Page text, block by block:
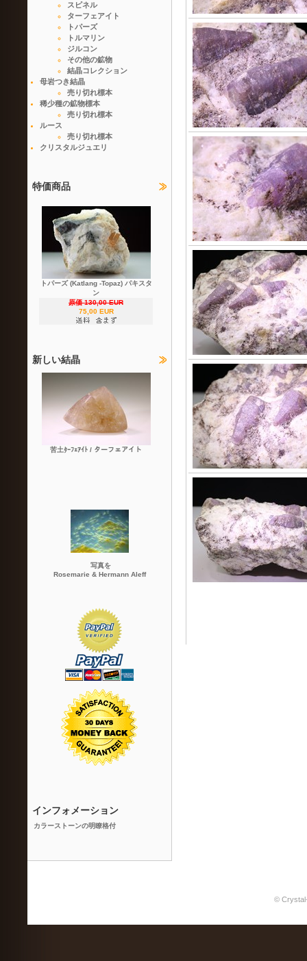
スピネル
ターフェアイト
トパーズ
トルマリン
ジルコン
その他の鉱物
結晶コレクション
母岩つき結晶
売り切れ標本
稀少種の鉱物標本
売り切れ標本
ルース
売り切れ標本
クリスタルジュエリ
特価商品
トパーズ (Katlang -Topaz) パキスタ
ン
原価 130,00 EUR
75,00 EUR
新しい結晶
苦土ﾀｰﾌｪｱｲﾄ / ターフェアイト
写真を
Rosemarie & Hermann Aleff
インフォメーション
カラーストーンの明瞭格付
©